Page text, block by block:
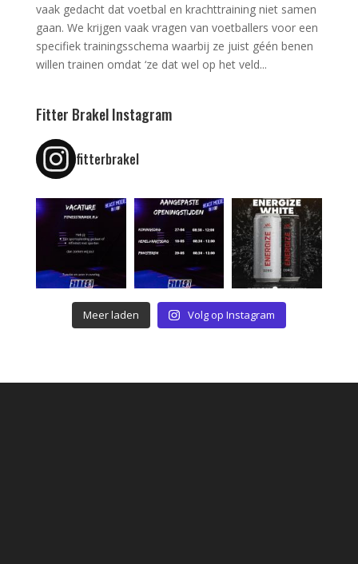
vaak gedacht dat voetbal en krachttraining niet samen
gaan. We krijgen vaak vragen van voetballers voor een
specifiek trainingsschema waarbij ze juist géén benen
willen trainen omdat ‘ze dat wel op het veld...
Fitter Brakel Instagram
fitterbrakel
Meer laden Volg op Instagram